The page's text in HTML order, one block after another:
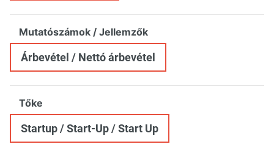
Mutatószámok / Jellemzők
Árbevétel / Nettó árbevétel
Tőke
Startup / Start-Up / Start Up